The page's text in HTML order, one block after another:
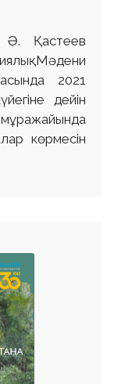
Ә. Қастеев
Мәдени
2021
дейін
көрмесін